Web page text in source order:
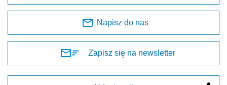
Napisz do nas
Zapisz się na newsletter